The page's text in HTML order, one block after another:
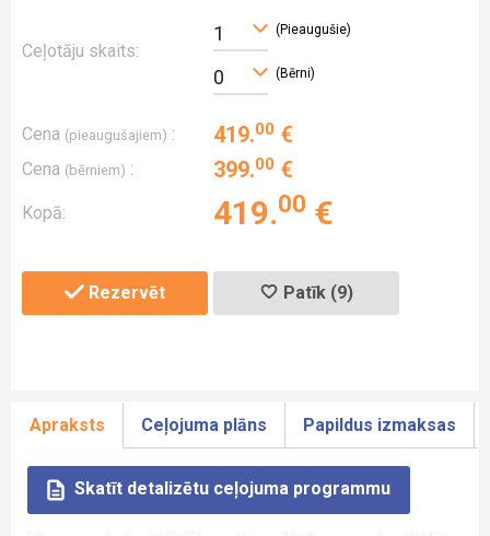
Ceļotāju skaits:
1 (Pieaugušie)
0 (Bērni)
Cena (pieaugušajiem) : 419.00 €
Cena (bērniem) : 399.00 €
Kopā: 419.00 €
Rezervēt Patīk (9)
Apraksts Ceļojuma plāns Papildus izmaksas
Skatīt detalizētu ceļojuma programmu